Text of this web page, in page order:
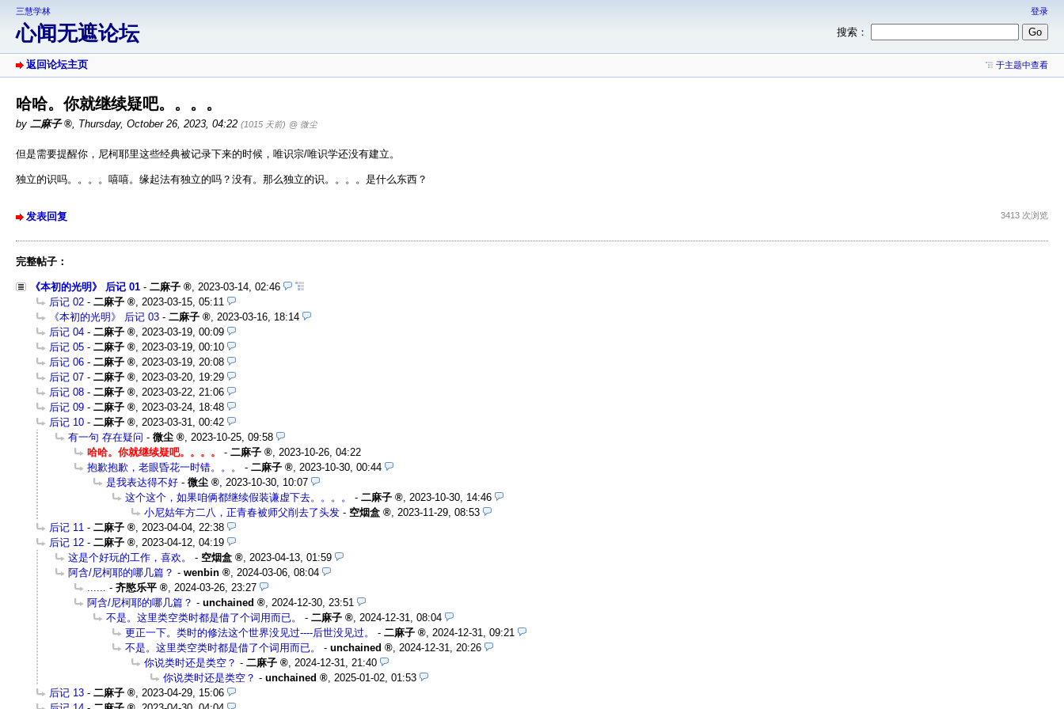
三慧学林
心闻无遮论坛
登录
搜索：
返回论坛主页 于主题中查看
哈哈。你就继续疑吧。。。。
by 二麻子 , Thursday, October 26, 2023, 04:22 (1015 天前) @ 微尘
但是需要提醒你，尼柯耶里这些经典被记录下来的时候，唯识宗/唯识学还没有建立。
独立的识吗。。。。嘻嘻。缘起法有独立的吗？没有。那么独立的识。。。。是什么东西？
发表回复 3413 次浏览
完整帖子：
《本初的光明》 后记 01 - 二麻子
2023-03-14, 02:46
后记 02 - 二麻子
2023-03-15, 05:11
《本初的光明》 后记 03 - 二麻子
2023-03-16, 18:14
后记 04 - 二麻子
2023-03-19, 00:09
后记 05 - 二麻子
2023-03-19, 00:10
后记 06 - 二麻子
2023-03-19, 20:08
后记 07 - 二麻子
2023-03-20, 19:29
后记 08 - 二麻子
2023-03-22, 21:06
后记 09 - 二麻子
2023-03-24, 18:48
后记 10 - 二麻子
2023-03-31, 00:42
有一句 存在疑问 - 微尘
2023-10-25, 09:58
哈哈。你就继续疑吧。。。。
- 二麻子
2023-10-26, 04:22
抱歉抱歉，老眼昏花一时错。。。
- 二麻子
2023-10-30, 00:44
是我表达得不好 - 微尘
2023-10-30, 10:07
这个这个，如果咱俩都继续假装谦虚下去。。。。
- 二麻子
2023-10-30, 14:46
小尼姑年方二八，正青春被师父削去了头发 - 空烟盒
2023-11-29, 08:53
后记 11 - 二麻子
2023-04-04, 22:38
后记 12 - 二麻子
2023-04-12, 04:19
这是个好玩的工作，喜欢。
- 空烟盒
2023-04-13, 01:59
阿含/尼柯耶的哪几篇？ - wenbin
2024-03-06, 08:04
-齐愍乐平
2024-03-26, 23:27
阿含/尼柯耶的哪几篇？ - unchained
2024-12-30, 23:51
不是。这里类空类时都是借了个词用而已。
- 二麻子
2024-12-31, 08:04
更正一下。类时的修法这个世界没见过----后世没见过。
- 二麻子
2024-12-31, 09:21
不是。这里类空类时都是借了个词用而已。
- unchained
2024-12-31, 20:26
你说类时还是类空？ - 二麻子
2024-12-31, 21:40
你说类时还是类空？ - unchained
2025-01-02, 01:53
后记 13 - 二麻子
2023-04-29, 15:06